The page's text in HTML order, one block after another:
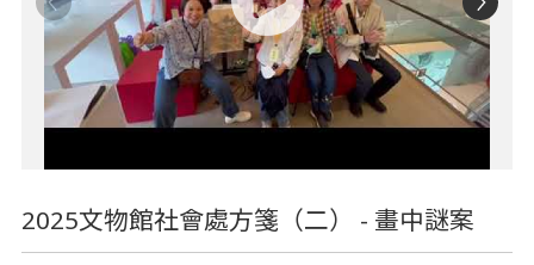
2025文物館社會處方箋（二） - 畫中謎案